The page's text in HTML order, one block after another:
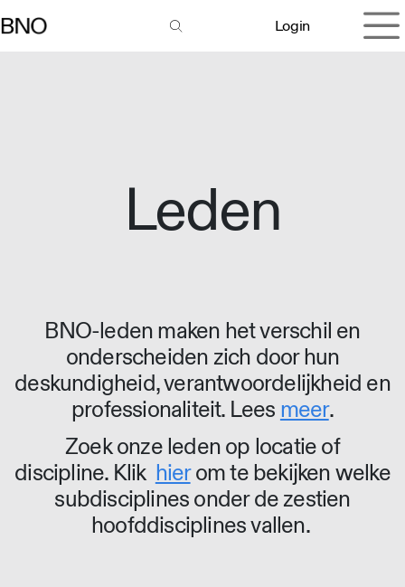
Login
Leden
BNO-leden maken het verschil en
onderscheiden zich door hun
deskundigheid, verantwoordelijkheid en
professionaliteit. Lees meer.
Zoek onze leden op locatie of
discipline. Klik hierom te bekijken welke
subdisciplines onder de zestien
hoofddisciplines vallen.